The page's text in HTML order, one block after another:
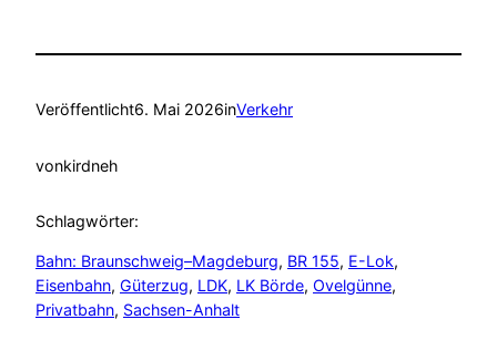
Veröffentlicht6. Mai 2026inVerkehr
vonkirdneh
Schlagwörter:
Bahn: Braunschweig–Magdeburg, BR 155, E-Lok
Eisenbahn, Güterzug, LDK, LK Börde, Ovelgünne
Privatbahn, Sachsen-Anhalt